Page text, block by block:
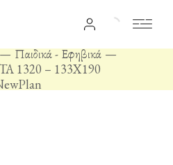
Παιδικά - Εφηβικά
1320 – 133X190